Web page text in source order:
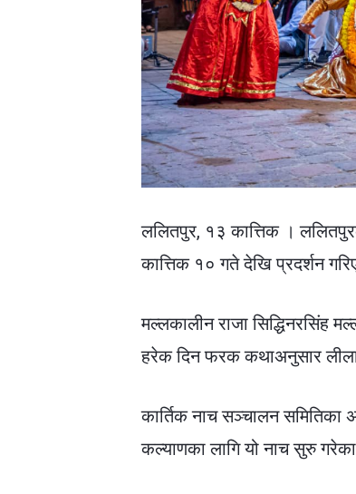
ललितपुर, १३ कात्तिक ।
कात्तिक १० गते देखि प्रदर्शन
मल्लकालीन राजा सिद्धिनरसिंह
हरेक दिन फरक कथाअनुसार
कार्तिक नाच सञ्चालन समितिका
कल्याणका लागि यो नाच सुरु